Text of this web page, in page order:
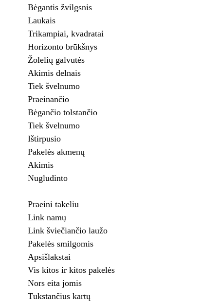
Bėgantis žvilgsnis
Laukais
Trikampiai, kvadratai
Horizonto brūkšnys
Žolelių galvutės
Akimis delnais
Tiek švelnumo
Praeinančio
Bėgančio tolstančio
Tiek švelnumo
Ištirpusio
Pakelės akmenų
Akimis
Nugludinto
Praeini takeliu
Link namų
Link šviečiančio laužo
Pakelės smilgomis
Apsišlakstai
Vis kitos ir kitos pakelės
Nors eita jomis
Tūkstančius kartų